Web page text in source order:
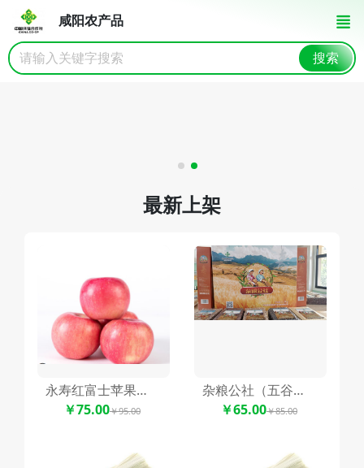
咸阳农产品
搜索
最新上架
永寿红富士苹果周仁回府礼盒装
￥75.00￥95.00
杂粮公社（五谷杂粮）随机搭配5种组合
￥65.00￥85.00